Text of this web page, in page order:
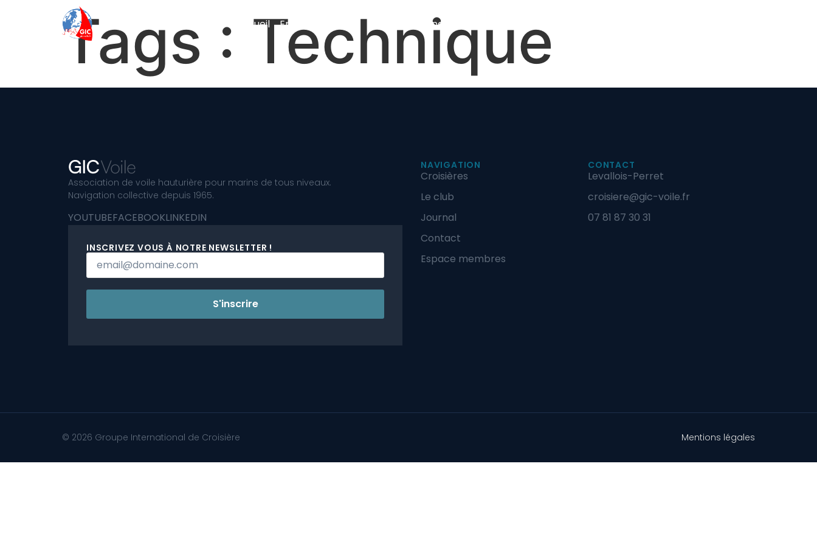
Accueil En mer Le club Journal de bord
Tags : Technique
Association de voile hauturière pour marins de tous niveaux.
Navigation collective depuis 1965.
YOUTUBEFACEBOOKLINKEDIN
INSCRIVEZ VOUS À NOTRE NEWSLETTER !
S'inscrire
NAVIGATION
Croisières
Le club
Journal
Contact
Espace membres
CONTACT
Levallois-Perret
croisiere@gic-voile.fr
07 81 87 30 31
© 2026 Groupe International de Croisière Mentions légales